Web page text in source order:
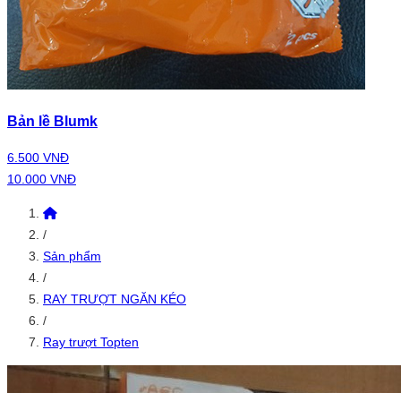
Bản lề Blumk
6.500 VNĐ
10.000 VNĐ
/
Sản phẩm
/
RAY TRƯỢT NGĂN KÉO
/
Ray trượt Topten